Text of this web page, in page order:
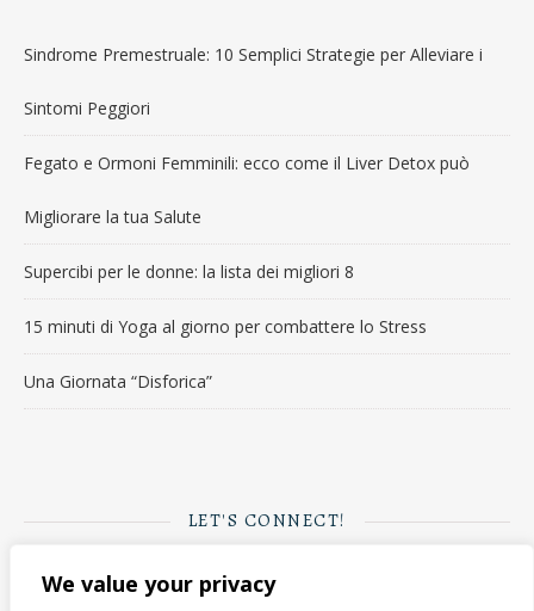
We value your privacy
Sindrome Premestruale: 10 Semplici Strategie per Alleviare i
Sintomi Peggiori
Fegato e Ormoni Femminili: ecco come il Liver Detox può
Migliorare la tua Salute
Supercibi per le donne: la lista dei migliori 8
15 minuti di Yoga al giorno per combattere lo Stress
Una Giornata “Disforica”
LET'S CONNECT!